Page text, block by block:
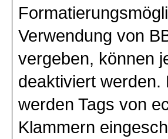
Verwendung von
vergeben, können
deaktiviert werden.
werden Tags von
Klammern